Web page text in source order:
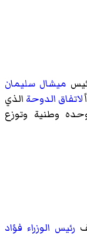
ميشال سليمان
لاتفاق الدوحة الذي
وطنية وتوزع
رئيس الوزراء فؤاد